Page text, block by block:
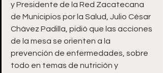
y Presidente de la Red Zacatecana
de Municipios por la Salud, Julio César
Chávez Padilla, pidió que las acciones
de la mesa se orienten a la
prevención de enfermedades, sobre
todo en temas de nutrición y